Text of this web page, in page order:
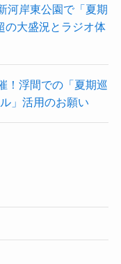
河岸東公園で「夏期
の大盛況とラジオ体
！浮間での「夏期巡
」活用のお願い